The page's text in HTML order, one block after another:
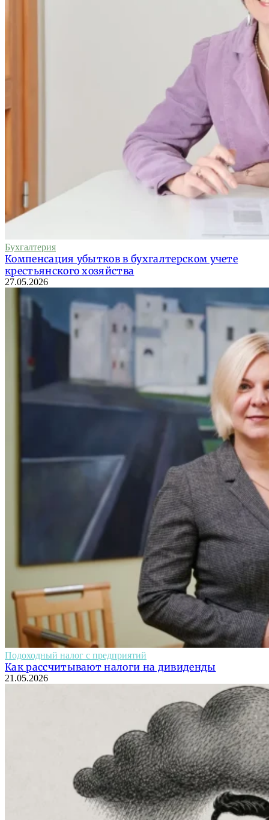
Бухгалтерия
Компенсация убытков в бухгалтерском учете
крестьянского хозяйства
27.05.2026
Подоходный налог с предприятий
Как рассчитывают налоги на дивиденды
21.05.2026